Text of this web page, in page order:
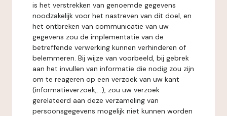
is het verstrekken van genoemde gegevens
noodzakelijk voor het nastreven van dit doel, en
het ontbreken van communicatie van uw
gegevens zou de implementatie van de
betreffende verwerking kunnen verhinderen of
belemmeren. Bij wijze van voorbeeld, bij gebrek
aan het invullen van informatie die nodig zou zijn
om te reageren op een verzoek van uw kant
(informatieverzoek,...), zou uw verzoek
gerelateerd aan deze verzameling van
persoonsgegevens mogelijk niet kunnen worden